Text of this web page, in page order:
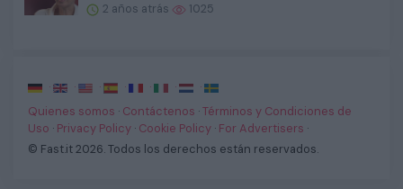
2 años atrás 1025
· · · · · ·
·
Quienes somos · Contáctenos ·Términos y Condiciones de
Uso · Privacy Policy · Cookie Policy · For Advertisers ·
© Fast.it 2026. Todos los derechos están reservados.